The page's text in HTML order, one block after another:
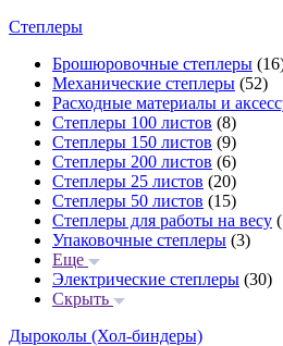
Степлеры
Брошюровочные степлеры
Механические степлеры (52)
Расходные материалы и
Степлеры 100 листов (8)
Степлеры 150 листов (9)
Степлеры 200 листов (6)
Степлеры 25 листов (20)
Степлеры 50 листов (15)
Степлеры для работы на весу
Упаковочные степлеры (3)
Еще
Электрические степлеры (30)
Скрыть
Дыроколы (Хол-биндеры)